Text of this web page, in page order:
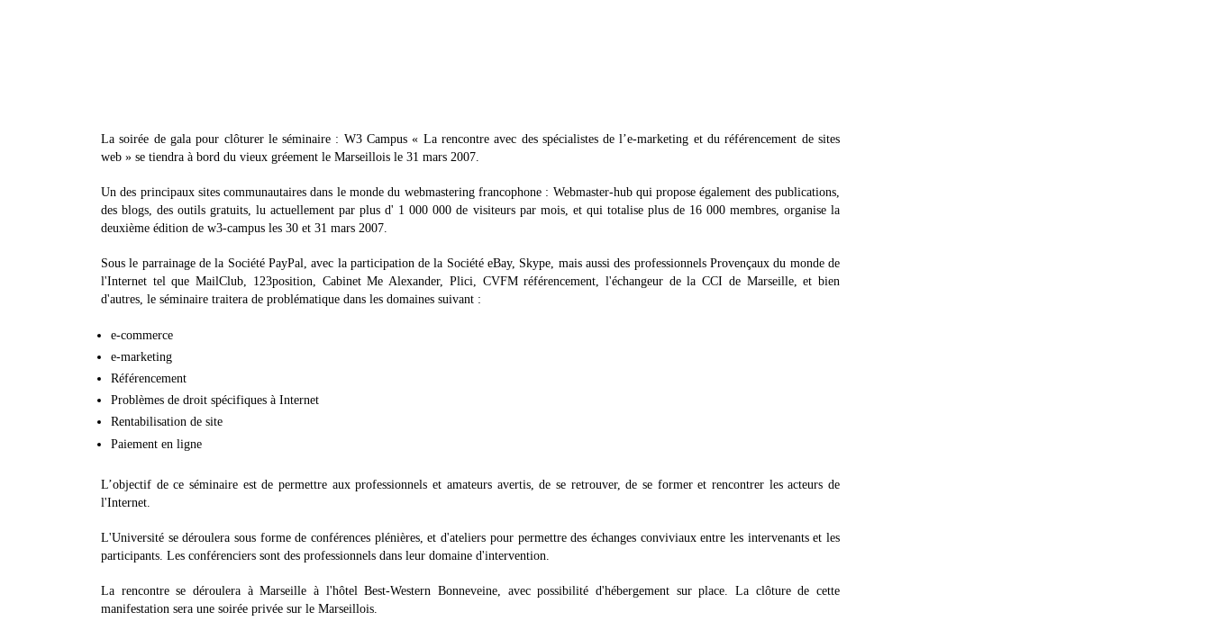
La soirée de gala pour clôturer le séminaire : W3 Campus « La rencontre avec des spécialistes de l’e-marketing et du référencement de sites
web » se tiendra à bord du vieux gréement le Marseillois le 31 mars 2007.
Un des principaux sites communautaires dans le monde du webmastering francophone : Webmaster-hub qui propose également des publications,
des blogs, des outils gratuits, lu actuellement par plus d' 1 000 000 de visiteurs par mois, et qui totalise plus de 16 000 membres, organise la
deuxième édition de w3-campus les 30 et 31 mars 2007.
Sous le parrainage de la Société PayPal, avec la participation de la Société eBay, Skype, mais aussi des professionnels Provençaux du monde de
l'Internet tel que MailClub, 123position, Cabinet Me Alexander, Plici, CVFM référencement, l'échangeur de la CCI de Marseille, et bien
d'autres, le séminaire traitera de problématique dans les domaines suivant :
e-commerce
e-marketing
Référencement
Problèmes de droit spécifiques à Internet
Rentabilisation de site
Paiement en ligne
L’objectif de ce séminaire est de permettre aux professionnels et amateurs avertis, de se retrouver, de se former et rencontrer les acteurs de
l'Internet.
L'Université se déroulera sous forme de conférences plénières, et d'ateliers pour permettre des échanges conviviaux entre les intervenants et les
participants. Les conférenciers sont des professionnels dans leur domaine d'intervention.
La rencontre se déroulera à Marseille à l'hôtel Best-Western Bonneveine, avec possibilité d'hébergement sur place. La clôture de cette
manifestation sera une soirée privée sur le Marseillois.